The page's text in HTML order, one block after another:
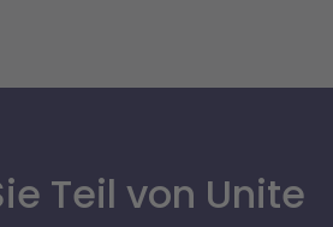
Teil von Unite